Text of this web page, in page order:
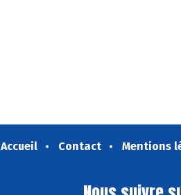
Accueil Contact Mentions